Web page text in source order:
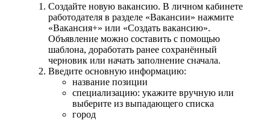
Создайте новую вакансию. В личном кабинете
работодателя в разделе «Вакансии» нажмите
«Вакансия+» или «Создать вакансию».
Объявление можно составить с помощью
шаблона, доработать ранее сохранённый
черновик или начать заполнение сначала.
Введите основную информацию:
название позиции
специализацию: укажите вручную или
выберите из выпадающего списка
город